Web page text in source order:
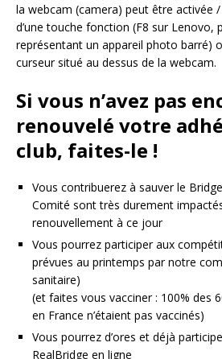
la webcam (camera) peut être activée /
d’une touche fonction (F8 sur Lenovo,
représentant un appareil photo barré)
curseur situé au dessus de la webcam.
Si vous n’avez pas
renouvelé votre
club, faites-le !
Vous contribuerez à sauver le
Comité sont très durement
renouvellement à ce jour
Vous pourrez participer aux
prévues au printemps par notre
sanitaire)
(et faites vous vacciner : 100% des
en France n’étaient pas vaccinés)
Vous pourrez d’ores et déjà
RealBridge en ligne